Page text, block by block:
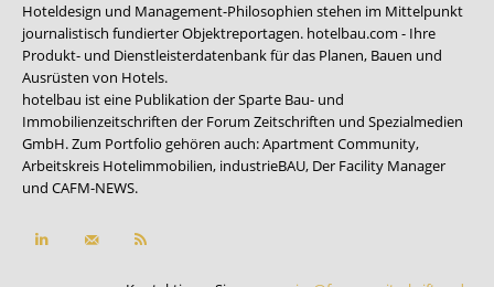
Hoteldesign und Management-Philosophien stehen im Mittelpunkt
journalistisch fundierter Objektreportagen. hotelbau.com - Ihre
Produkt- und Dienstleisterdatenbank für das Planen, Bauen und
Ausrüsten von Hotels.
hotelbau ist eine Publikation der Sparte Bau- und
Immobilienzeitschriften der Forum Zeitschriften und Spezialmedien
GmbH. Zum Portfolio gehören auch:Apartment Community,
Arbeitskreis Hotelimmobilien, industrieBAU, Der Facility Manager
und CAFM-NEWS.